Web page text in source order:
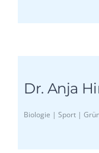
Dr. Anja
Biologie | Sport |